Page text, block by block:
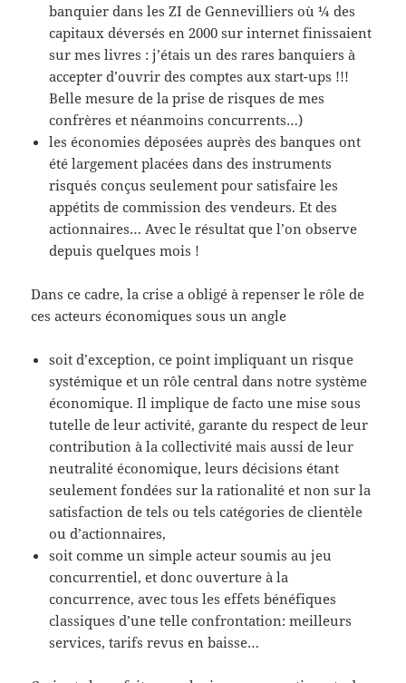
banquier dans les ZI de Gennevilliers où ¼ des
capitaux déversés en 2000 sur internet finissaient
sur mes livres : j’étais un des rares banquiers à
accepter d’ouvrir des comptes aux start-ups !!!
Belle mesure de la prise de risques de mes
confrères et néanmoins concurrents…)
les économies déposées auprès des banques ont
été largement placées dans des instruments
risqués conçus seulement pour satisfaire les
appétits de commission des vendeurs. Et des
actionnaires… Avec le résultat que l’on observe
depuis quelques mois !
Dans ce cadre, la crise a obligé à repenser le rôle de
ces acteurs économiques sous un angle
soit d’exception, ce point impliquant un risque
systémique et un rôle central dans notre système
économique. Il implique de facto une mise sous
tutelle de leur activité, garante du respect de leur
contribution à la collectivité mais aussi de leur
neutralité économique, leurs décisions étant
seulement fondées sur la rationalité et non sur la
satisfaction de tels ou tels catégories de clientèle
ou d’actionnaires,
soit comme un simple acteur soumis au jeu
concurrentiel, et donc ouverture à la
concurrence, avec tous les effets bénéfiques
classiques d’une telle confrontation: meilleurs
services, tarifs revus en baisse…